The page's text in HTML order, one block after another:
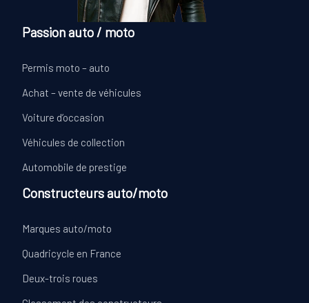
Passion auto / moto
Permis moto – auto
Achat – vente de véhicules
Voiture d’occasion
Véhicules de collection
Automobile de prestige
Constructeurs auto/moto
Marques auto/moto
Quadricycle en France
Deux-trois roues